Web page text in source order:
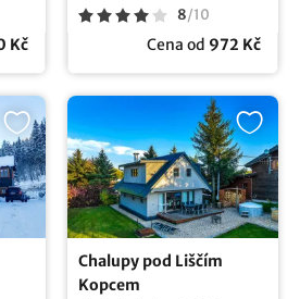
Kč
8/10
Cena od 972 Kč
Chalupy pod Liščím
Kopcem